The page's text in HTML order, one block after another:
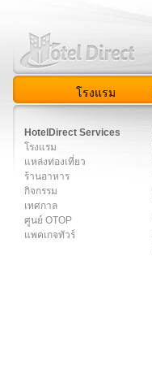
โรงแรม
HotelDirect Services
โรงแรม
แหล่งท่องเที่ยว
ร้านอาหาร
กิจกรรม
เทศกาล
ศูนย์ OTOP
แพคเกจทัวร์